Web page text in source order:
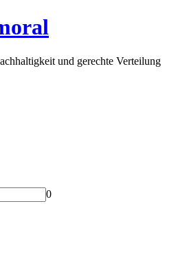
und gerechte Verteilung
0